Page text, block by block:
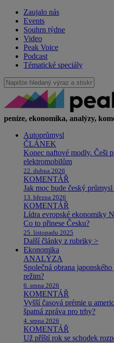
Zaujalo nás
Events
Souhrn týdne
Video
Peak Voice
Podcast
Tématické speciály
peníze, ekonomika, analýzy,
Autoprůmysl
ČLÁNEK
Konec naftové modly. Češi
elektromobilům
22. dubna 2026
KOMENTÁŘ
Jak moc bude český
13. března 2026
KOMENTÁŘ
Lídra evropské ekonomiky
Co to přinese Česku?
25. listopadu 2025
Další články z rubriky >
Ekonomika
ANALÝZA
Společná obrana
režim?
6. srpna 2026
KOMENTÁŘ
Vyšší časová prémie u
špatná zpráva pro trhy?
4. srpna 2026
KOMENTÁŘ
Už příští rok se schodek